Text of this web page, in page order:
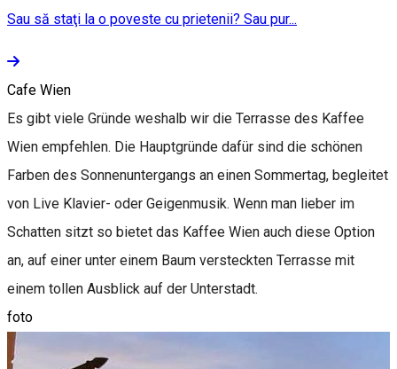
Sau să staţi la o poveste cu prietenii? Sau pur...
Cafe Wien
Es gibt viele Gründe weshalb wir die Terrasse des Kaffee
Wien empfehlen. Die Hauptgründe dafür sind die schönen
Farben des Sonnenuntergangs an einen Sommertag, begleitet
von Live Klavier- oder Geigenmusik. Wenn man lieber im
Schatten sitzt so bietet das Kaffee Wien auch diese Option
an, auf einer unter einem Baum versteckten Terrasse mit
einem tollen Ausblick auf der Unterstadt.
foto